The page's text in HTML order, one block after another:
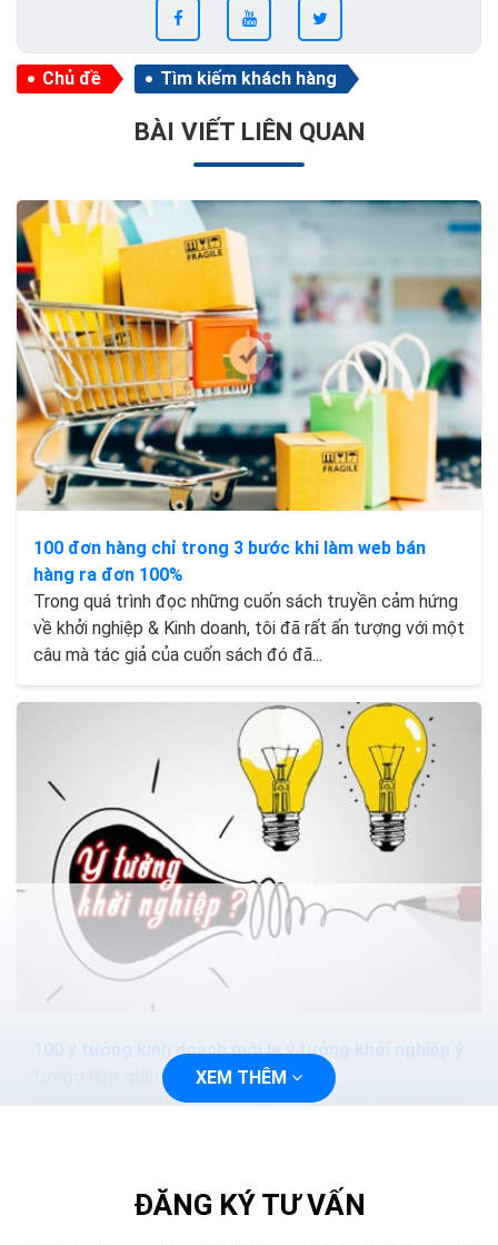
Chủ đề Tìm kiếm khách hàng
BÀI VIẾT LIÊN QUAN
100 đơn hàng chỉ trong 3 bước khi làm web bán
hàng ra đơn 100%
Trong quá trình đọc những cuốn sách truyền cảm hứng
về khởi nghiệp & Kinh doanh, tôi đã rất ấn tượng với một
câu mà tác giả của cuốn sách đó đã...
100 ý tưởng kinh doanh mới lạ ý tưởng khởi nghiệp ý
Nếu bạn muốn làm chủ cuộc sống của mình, muốn tự do
XEM THÊM
ĐĂNG KÝ TƯ VẤN